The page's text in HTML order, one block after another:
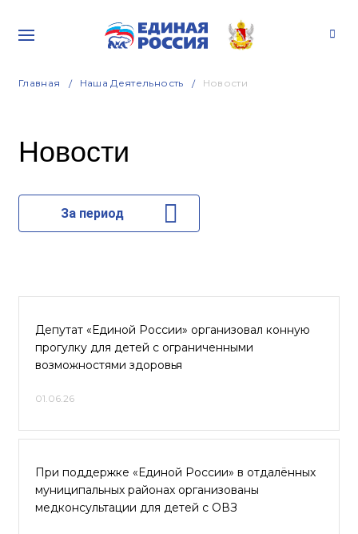
Главная Наша Деятельность Новости
Новости
За период
Депутат «Единой России» организовал конную
прогулку для детей с ограниченными
возможностями здоровья
01.06.26
При поддержке «Единой России» в отдалённых
муниципальных районах организованы
медконсультации для детей с ОВЗ